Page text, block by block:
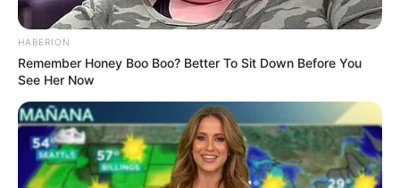
Alamat email Anda tidak akan dipublikasikan.
HABERION
Remember Honey Boo Boo? Better To Sit Down Before You
See Her Now